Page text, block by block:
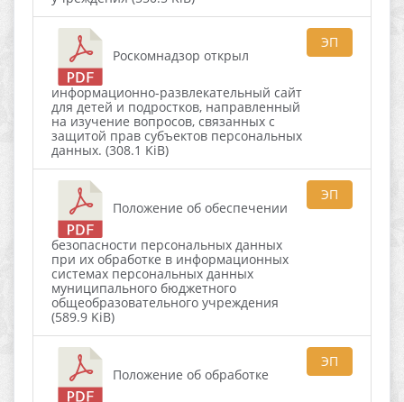
Роскомнадзор открыл
информационно-развлекательный сайт
для детей и подростков, направленный
на изучение вопросов, связанных с
защитой прав субъектов персональных
данных. (308.1 KiB)
ЭП
Положение об обеспечении
безопасности персональных данных
при их обработке в информационных
системах персональных данных
муниципального бюджетного
общеобразовательного учреждения
(589.9 KiB)
ЭП
Положение об обработке
ЭП